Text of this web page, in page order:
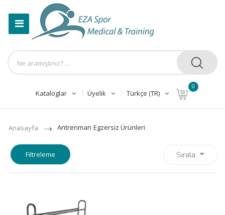
Kataloglar Üyelik Türkçe (TR)
0
Anasayfa Antrenman Egzersiz Ürünleri
Filtreleme Sırala